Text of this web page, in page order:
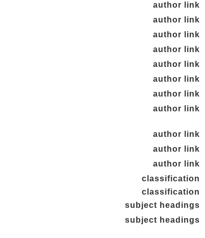
author link
author link
author link
author link
author link
author link
author link
author link
author link
author link
author link
classification
classification
subject headings
subject headings